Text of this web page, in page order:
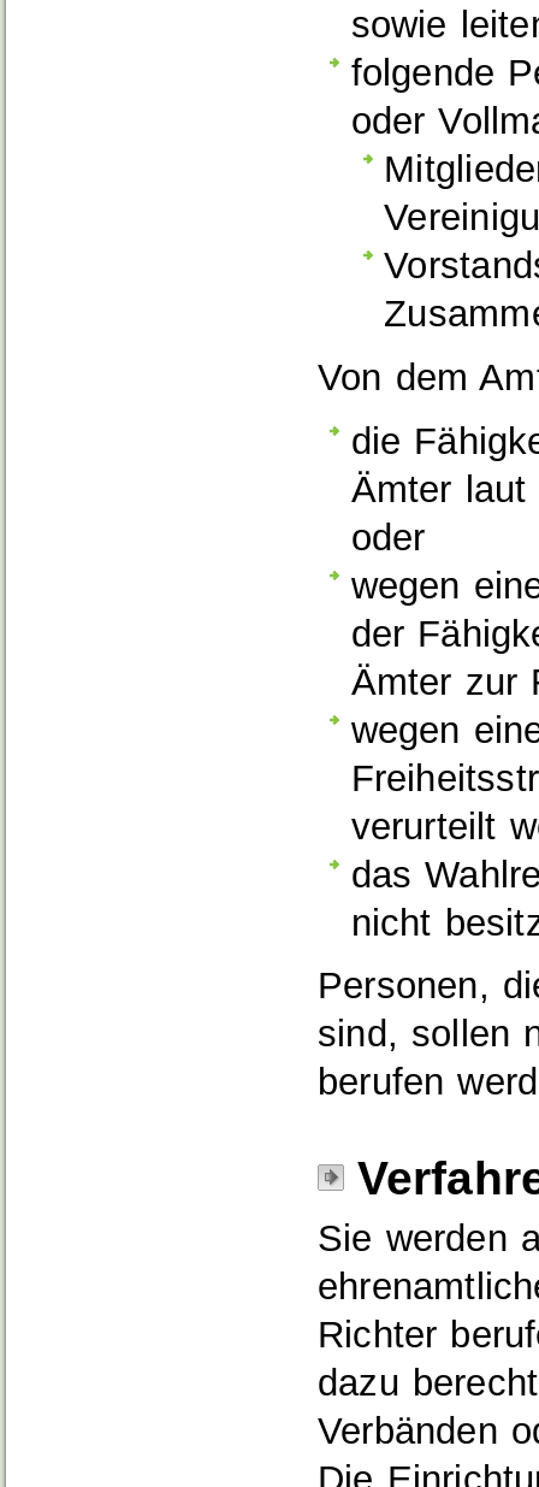
sowie
folgende
oder
Von dem
die
Ämter
oder
wegen
der
Ämter zur
wegen
verurteilt
das
nicht
Personen,
sind, sollen
berufen
Sie werden
Richter
dazu
Verbänden